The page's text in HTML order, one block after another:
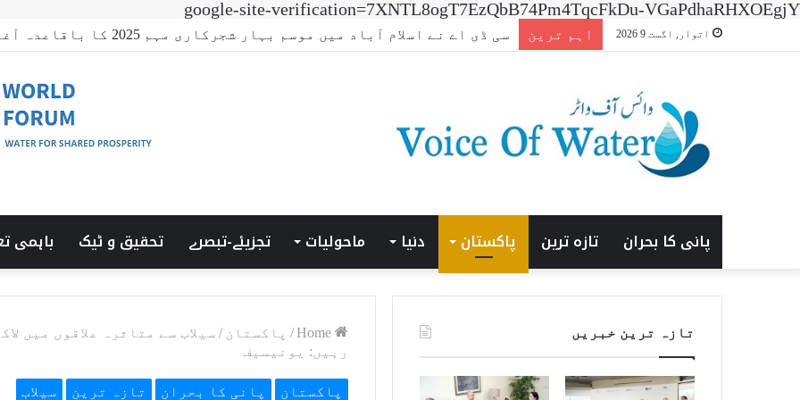
google-site-verification=7XNTL8ogT7EzQbB74Pm4TqcFkDu-VGaPdhaRHXOEgjY
اتوار, اگست 9 2026 اہم ترین افتتاحی ‘ایشیا انرجی ٹرانزیشن سمٹ’ کی میزبانی LUMS میں ہوئی۔
پانی کا بحران تازہ ترین پاکستان دنیا ماحولیات تجزیئے-تبصرے تحقیق و ٹیک باہمی
/ پاکستان / سیلاب سے متاثرہ علاقوں میں
رہیں: یونیسیف
پاکستان پانی کا بحران تازہ ترین سیلاب
تازہ ترین خبریں